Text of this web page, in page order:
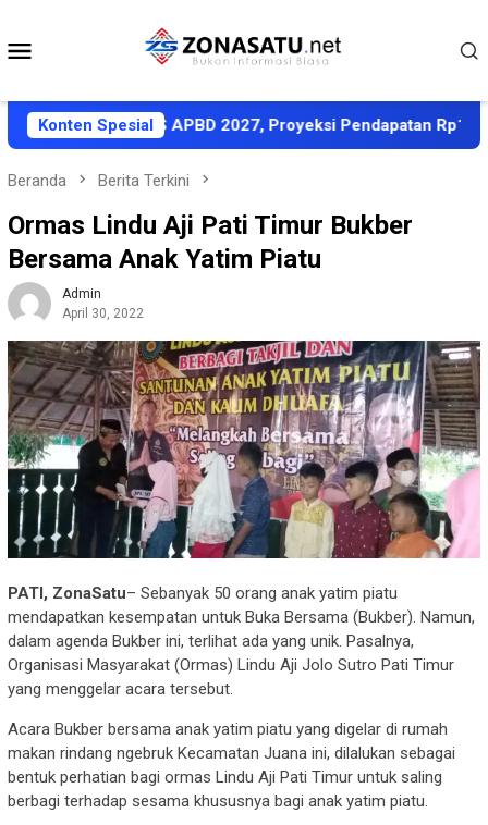
konten
Konten Spesial
KUA-PPAS APBD 2027, Proyeksi Pendapatan Rp1,8 Triliun
Beranda Berita Terkini
Ormas Lindu Aji Pati Timur Bukber
Bersama Anak Yatim Piatu
Admin
April 30, 2022
PATI, ZonaSatu– Sebanyak 50 orang anak yatim piatu
mendapatkan kesempatan untuk Buka Bersama (Bukber). Namun,
dalam agenda Bukber ini, terlihat ada yang unik. Pasalnya,
Organisasi Masyarakat (Ormas) Lindu Aji Jolo Sutro Pati Timur
yang menggelar acara tersebut.
Acara Bukber bersama anak yatim piatu yang digelar di rumah
makan rindang ngebruk Kecamatan Juana ini, dilalukan sebagai
bentuk perhatian bagi ormas Lindu Aji Pati Timur untuk saling
berbagi terhadap sesama khususnya bagi anak yatim piatu.